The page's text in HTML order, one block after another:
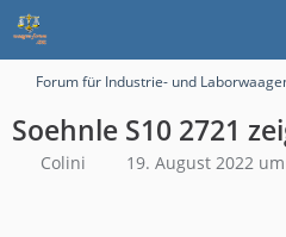
Forum für Industrie- und
Soehnle S10 2721
Colini 19. August 2022